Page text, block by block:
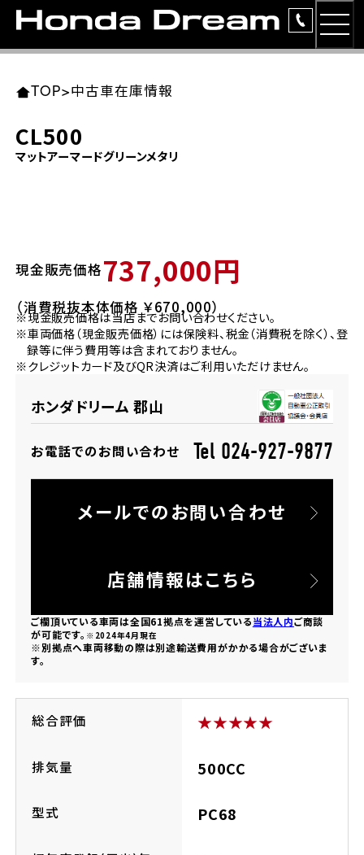
ラインアップ
イベント
法人向けサービス
お問い合わせ
TOP>中古車在庫情報
CL500
マットアーマードグリーンメタリ
現金販売価格737,000円
（消費税抜本体価格 ￥670,000）
※現金販売価格は当店までお問い合わせください。
※車両価格（現金販売価格）には保険料、税金（消費税を除く）、登
録等に伴う費用等は含まれておりません。
※クレジットカード及びQR決済はご利用いただけません。
ホンダドリーム 郡山
お電話でのお問い合わせ Tel 024-927-9877
メールでのお問い合わせ
店舗情報はこちら
ご欄頂いている車両は全国61拠点を運営している当法人内ご商談
が可能です。 ※2024年4月現在
※別拠点へ車両移動の際は別途輸送費用がかかる場合がございま
す。
総合評価 ★★★★★
排気量 500CC
型式 PC68
東北エリア 店舗一覧
岩手県
宮城県
ホンダドリーム 仙台泉
ホンダドリーム 宮城岩沼
福島県
ホンダドリーム 郡山
関東エリア 店舗一覧
東京都
ホンダドリーム 練馬
ホンダドリーム 板橋
ホンダドリーム 葛飾
ホンダドリーム 大田
神奈川県
ホンダドリーム 横浜旭
ホンダドリーム 川崎宮前
千葉県
中部エリア 店舗一覧
愛知県
ホンダドリーム 小牧
ホンダドリーム 名古屋東
ホンダドリーム 一宮
ホンダドリーム 豊橋
ホンダドリーム 名古屋上小田井
岐阜県
近畿エリア 店舗一覧
大阪府
ホンダドリーム 藤井寺
ホンダドリーム 東淀川
ホンダドリーム 豊中
ホンダドリーム 京都伏見
ホンダドリーム 京都右京
兵庫県
ホンダドリーム 尼崎
ホンダドリーム 姫路
ホンダドリーム 西宮甲子園
中国・四国エリア 店舗一覧
岡山県
広島県
ホンダドリーム 広島
ホンダドリーム 福山
徳島県
ホンダドリーム 徳島
香川県
高知県
ホンダドリーム 高知
九州エリア 店舗一覧
福岡県
ホンダドリーム 久留米
ホンダドリーム 福岡春日
ホンダドリーム 福岡西
ホンダドリーム 熊本